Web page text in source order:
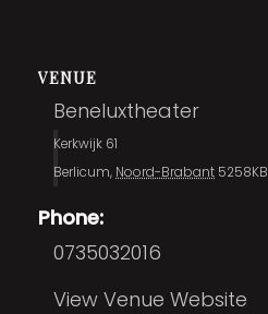
VENUE
Beneluxtheater
Kerkwijk 61
Berlicum, Noord-Brabant 5258KB
Phone:
0735032016
View Venue Website